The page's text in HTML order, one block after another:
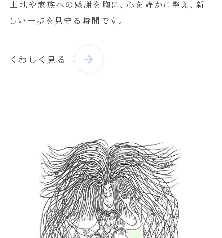
土地や家族への感謝を胸に、心を静かに整え、新
しい一歩を見守る時間です。
くわしく見る